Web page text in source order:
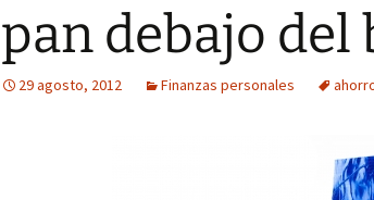
pan debajo del
29 agosto, 2012 Finanzas personales